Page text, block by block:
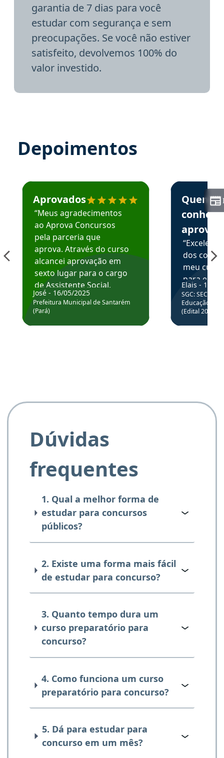
garantia de 7 dias para você
estudar com segurança e sem
preocupações. Se você não estiver
satisfeito, devolvemos 100% do
valor investido.
Depoimentos
Estudante José recomenda o Aprova Concursos em
Aprovados
“Meus agradecimentos
ao Aprova Concursos
pela parceria que
aprova. Através do curso
alcancei aprovação em
sexto lugar para o cargo
de Assistente Social.
Hoje estou atuando na
Prefeitura de Santarém.
José - 16/05/2025
Prefeitura Municipal de Santarém
(Pará)
Estudante
Quem
aprova
dos
meu
para
colocar
através
de
Elais - 15/
SGC: SEC BA
Educação
(Edital
Dúvidas
frequentes
1. Qual a melhor forma de
estudar para concursos
públicos?
2. Existe uma forma mais fácil
de estudar para concurso?
3. Quanto tempo dura um
curso preparatório para
concurso?
4. Como funciona um curso
preparatório para concurso?
5. Dá para estudar para
concurso em um mês?